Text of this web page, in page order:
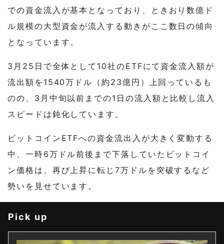
での資金流入が基本となっており、ときおり数億ド
ル規模の大型資金が流入する動きがここ数日の傾向
となっています。
3月25日で全体として10社のETFにて資金流入額が
流出額を1540万ドル（約23億円）上回っているも
のの、3月中旬以前までの1日の流入額と比較し流入
スピードは鈍化しています。
ビットコインETFへの資金流出入が大きく変動する
中、一時6万ドル前後まで下落していたビットコイ
ン価格は、再び上昇に転じ7万ドルを突破するなど
勢いを見せています。
Pick up